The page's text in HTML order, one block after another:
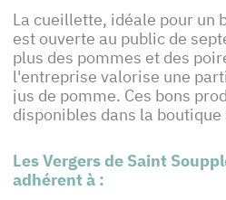
La cueillette, idéale pour un
est ouverte au public de
plus des pommes et des
l'entreprise valorise une
jus de pomme. Ces bons
disponibles dans la
Les Vergers de Saint
adhérent à :